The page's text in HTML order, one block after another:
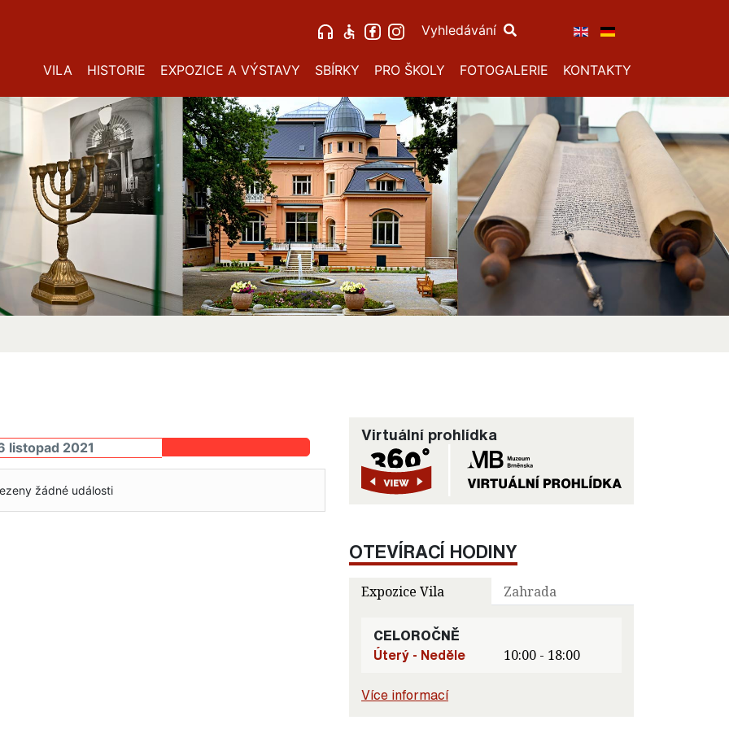
Vyhledávání
VILA HISTORIE EXPOZICE A VÝSTAVY SBÍRKY PRO ŠKOLY FOTOGALERIE KONTAKTY
listopad 2021
žádné události
Virtuální prohlídka
OTEVÍRACÍ HODINY
Expozice Vila Zahrada
CELOROČNĚ
Úterý - Neděle
10:00 - 18:00
Více informací